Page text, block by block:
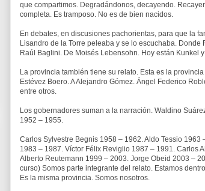
que compartimos. Degradándonos, decayendo.
completa. Es tramposo. No es de bien nacidos.
En debates, en discusiones pachorientas, para que la
Lisandro de la Torre peleaba y se lo escuchaba.
Raúl Baglini. De Moisés Lebensohn. Hoy están Kunkel
La provincia también tiene su relato. Esta es la
Estévez Boero. A Alejandro Gómez. Ángel Federico
entre otros.
Los gobernadores suman a la narración. Waldino
1952 – 1955.
Carlos Sylvestre Begnis 1958 – 1962. Aldo Tessio
1983 – 1987. Víctor Félix Reviglio 1987 – 1991. Carlos
Alberto Reutemann 1999 – 2003. Jorge Obeid 2003 –
curso) Somos parte integrante del relato. Estamos
Es la misma provincia. Somos nosotros.